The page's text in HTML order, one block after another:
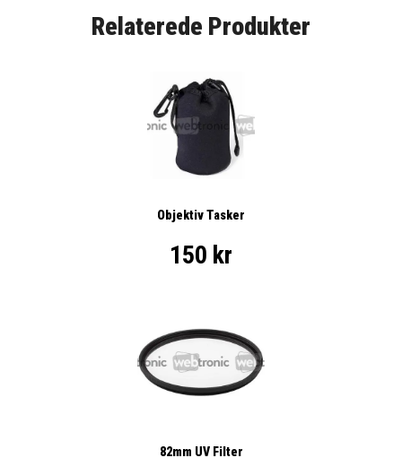
Relaterede Produkter
Objektiv Tasker
150 kr
82mm UV Filter